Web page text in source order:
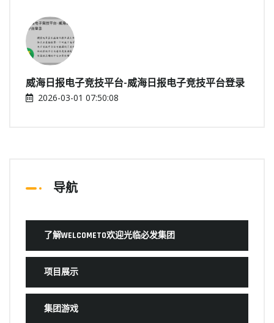
威海日报电子竞技平台-威海日报电子竞技平台登录
2026-03-01 07:50:08
导航
了解WELCOMETO欢迎光临必发集团
项目展示
集团游戏